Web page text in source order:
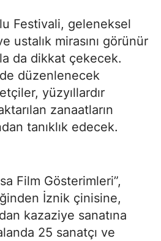
Festivali, geleneksel
ustalık mirasını görünür
da dikkat çekecek.
düzenlenecek
yüzyıllardır
zanaatların
tanıklık edecek.
Film Gösterimleri”,
İznik çinisine,
kazaziye sanatına
25 sanatçı ve